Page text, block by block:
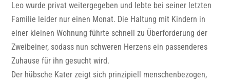
Leo wurde privat weitergegeben und lebte bei seiner letzten
Familie leider nur einen Monat. Die Haltung mit Kindern in
einer kleinen Wohnung führte schnell zu Überforderung der
Zweibeiner, sodass nun schweren Herzens ein passenderes
Zuhause für ihn gesucht wird.
Der hübsche Kater zeigt sich prinzipiell menschenbezogen,